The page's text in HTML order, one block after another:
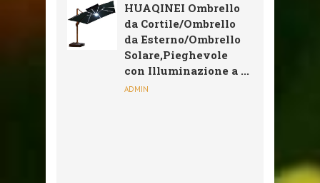
HUAQINEI Ombrello
da Cortile/Ombrello
da Esterno/Ombrello
Solare,Pieghevole
con Illuminazione a ...
ADMIN